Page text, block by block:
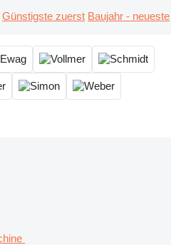
Günstigste zuerst Baujahr - neueste